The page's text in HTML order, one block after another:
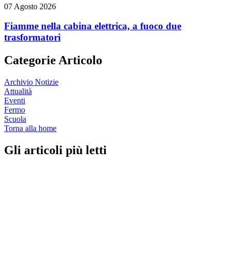
07 Agosto 2026
Fiamme nella cabina elettrica, a fuoco due
trasformatori
Categorie Articolo
Archivio Notizie
Attualità
Eventi
Fermo
Scuola
Torna alla home
Gli articoli più letti